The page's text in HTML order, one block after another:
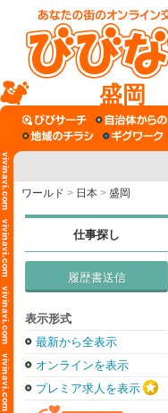
盛岡
ワールド > 日本 > 盛岡
仕事探し
履歴書送信
表示形式
最新から全表示
オンラインを表示
プレミア求人を表示